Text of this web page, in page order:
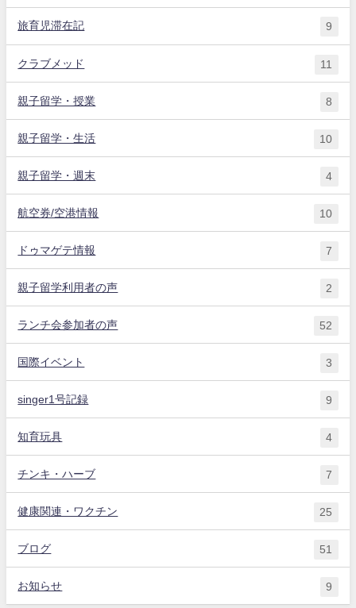
旅育児滞在記 9
クラブメッド 11
親子留学・授業 8
親子留学・生活 10
親子留学・週末 4
航空券/空港情報 10
ドゥマゲテ情報 7
親子留学利用者の声 2
ランチ会参加者の声 52
国際イベント 3
singer1号記録 9
知育玩具 4
チンキ・ハーブ 7
健康関連・ワクチン 25
ブログ 51
お知らせ 9